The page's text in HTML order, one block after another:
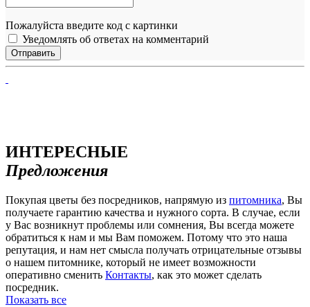
Пожалуйста введите код с картинки
Уведомлять об ответах на комментарий
ИНТЕРЕСНЫЕ
Предложения
Покупая цветы без посредников, напрямую из питомника, Вы
получаете гарантию качества и нужного сорта. В случае, если
у Вас возникнут проблемы или сомнения, Вы всегда можете
обратиться к нам и мы Вам поможем. Потому что это наша
репутация, и нам нет смысла получать отрицательные отзывы
о нашем питомнике, который не имеет возможности
оперативно сменить Контакты, как это может сделать
посредник.
Показать все